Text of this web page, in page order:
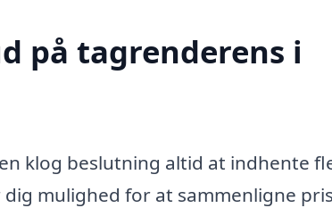
på tagrenderens i
klog beslutning altid at indhente
mulighed for at sammenligne